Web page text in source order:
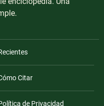
Citar
de Privacidad